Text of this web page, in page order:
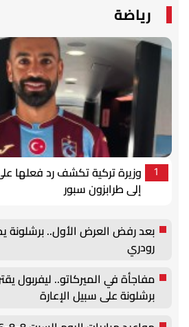
رياضة
1
وزيرة تركية تكشف رد فعلها
إلى طرابزون سبور
بعد رفض العرض الأول.. برشلونة
رودري
مفاجأة في الميركاتو.. ليفربول
برشلونة على سبيل الإعارة